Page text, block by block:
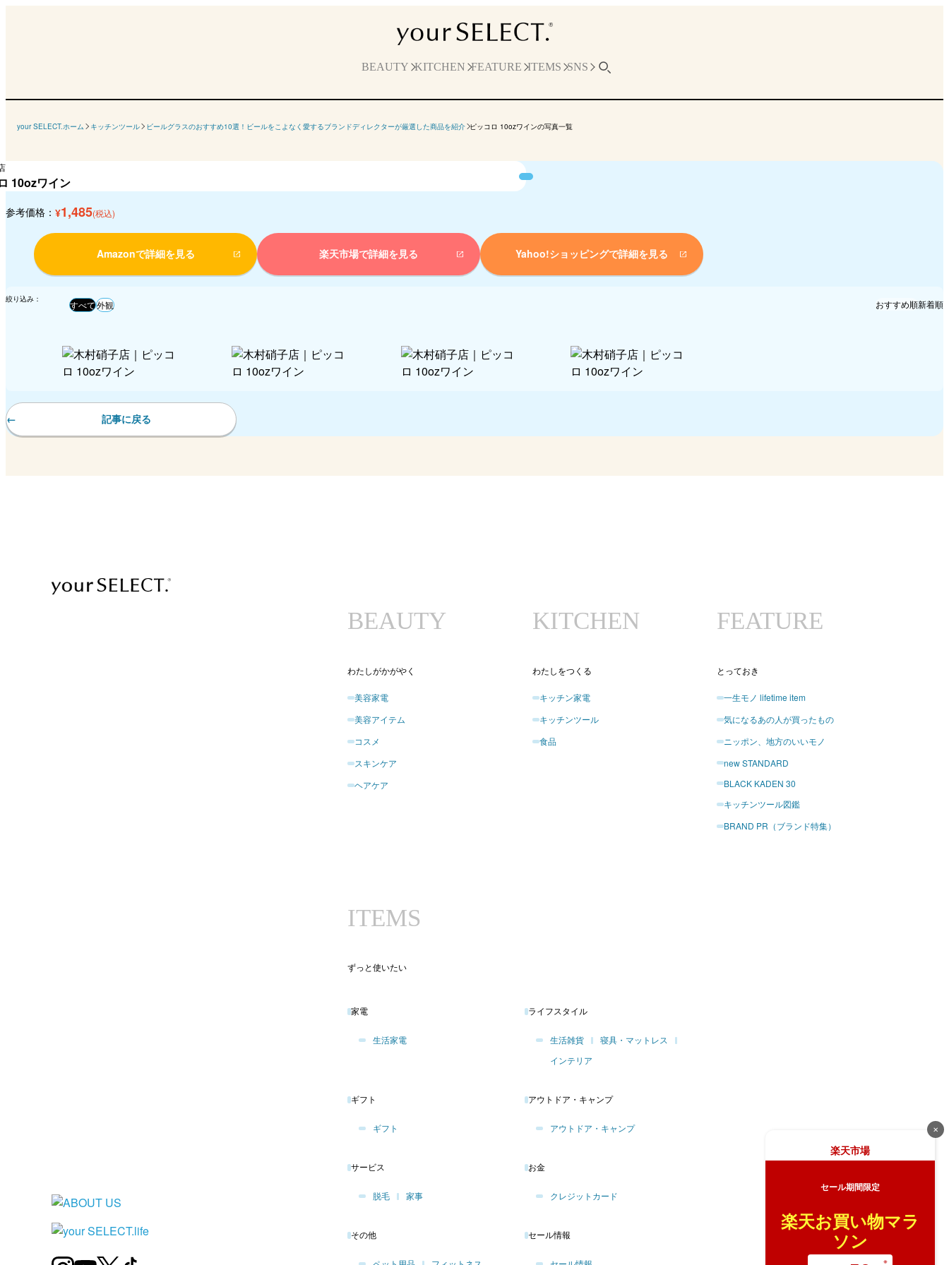
BEAUTY KITCHEN FEATURE ITEMS SNS
your SELECT.ホーム キッチンツール ビールグラスのおすすめ10選！ビールをこよなく愛するブランドディレクターが厳選した商品を紹介 ピッコロ 10ozワインの写真一覧
10ozワイン
参考価格： ¥1,485(税込)
Amazonで詳細を見る 楽天市場で詳細を見る Yahoo!ショッピングで詳細を見る
絞り込み： すべて外観 おすすめ順新着順
記事に戻る
BEAUTY
わたしがかがやく
美容家電
美容アイテム
コスメ
スキンケア
ヘアケア
KITCHEN
わたしをつくる
キッチン家電
キッチンツール
食品
FEATURE
とっておき
一生モノ lifetime item
気になるあの人が買ったもの
ニッポン、地方のいいモノ
new STANDARD
BLACK KADEN 30
キッチンツール図鑑
BRAND PR（ブランド特集）
ITEMS
ずっと使いたい
家電
生活家電
ライフスタイル
生活雑貨
寝具・マットレス
インテリア
ギフト
ギフト
アウトドア・キャンプ
アウトドア・キャンプ
サービス
脱毛 家事
お金
クレジットカード
その他 セール情報
✕
楽天市場
セール期間限定
楽天お買い物マラ
ソン